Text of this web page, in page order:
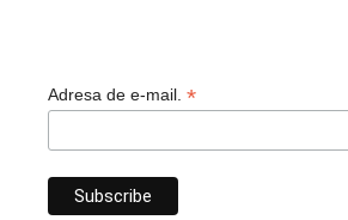
Adresa de e-mail. *